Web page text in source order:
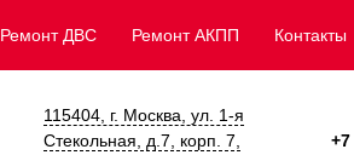
​Ремонт ДВС Ремонт АКПП Контакты
115404, г. Москва, ул. 1-я
Стекольная, д.7, корп. 7,